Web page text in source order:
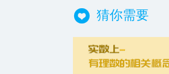
猜你需要